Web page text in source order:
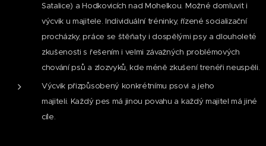
Satalice) a Hodkovicích nad Mohelkou. Možné domluvit i
výcvik u majitele. Individuální tréninky, řízené socializační
procházky, práce se štěňaty i dospělými psy a dlouholeté
zkušenosti s řešením i velmi závažných problémových
chování psů a zlozvyků, kde méně zkušení trenéři neuspěli.
Výcvik přizpůsobený konkrétnímu psovi a jeho
majiteli. Každý pes má jinou povahu a každý majitel má jiné
cíle.